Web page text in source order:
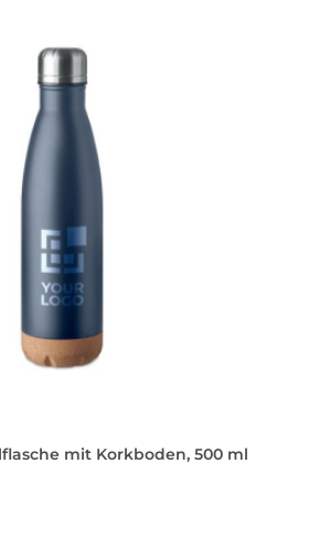
mit Korkboden, 500 ml